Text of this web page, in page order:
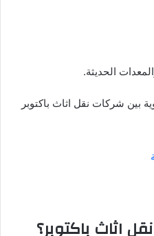
الحديثة.
بين شركات نقل اثاث باكتوبر
اثاث باكتوبر؟